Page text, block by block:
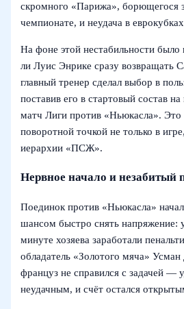
скромного «Парижа», борющегося
чемпионате, и неудача в
На фоне этой нестабильности было
ли Луис Энрике сразу возвращать
главный тренер сделал выбор в
поставив его в стартовый состав
матч Лиги против «Ньюкасла». Это
поворотной точкой не только в
иерархии «ПСЖ».
Нервное начало и незабитый
Поединок против «Ньюкасла»
шансом быстро снять напряжение:
минуте хозяева заработали
обладатель «Золотого мяча»
француз не справился с задачей —
неудачным, и счёт остался